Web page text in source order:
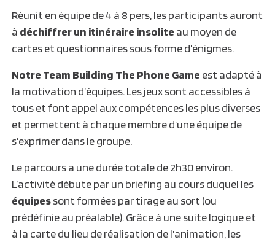
Réunit en équipe de 4 à 8 pers, les participants auront
à déchiffrer un itinéraire insolite au moyen de
cartes et questionnaires sous forme d’énigmes.
Notre Team Building The Phone Game est adapté à
la motivation d’équipes. Les jeux sont accessibles à
tous et font appel aux compétences les plus diverses
et permettent à chaque membre d’une équipe de
s‘exprimer dans le groupe.
Le parcours a une durée totale de 2h30 environ.
L’activité débute par un briefing au cours duquel les
équipessont formées par tirage au sort (ou
prédéfinie au préalable). Grâce à une suite logique et
à la carte du lieu de réalisation de l’animation, les